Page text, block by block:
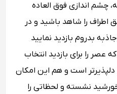
چشم اندازی فوق العاده
اطراف را شاهد باشید و در
بدروم بازدید نمایید
عصر را برای بازدید انتخاب
است و هم این امکان
نشسته و لحظاتی را